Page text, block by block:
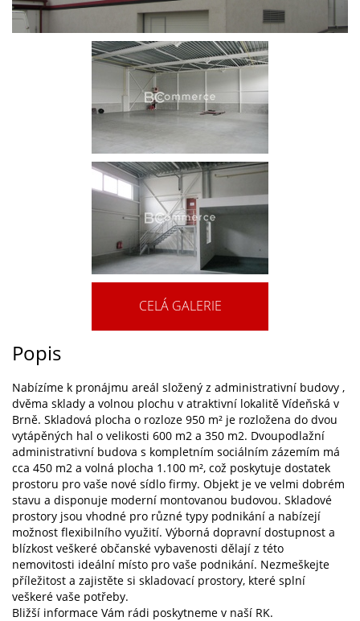
CELÁ GALERIE
Popis
Nabízíme k pronájmu areál složený z administrativní budovy ,
dvěma sklady a volnou plochu v atraktivní lokalitě Vídeňská v
Brně. Skladová plocha o rozloze 950 m² je rozložena do dvou
vytápěných hal o velikosti 600 m2 a 350 m2. Dvoupodlažní
administrativní budova s kompletním sociálním zázemím má
cca 450 m2 a volná plocha 1.100 m², což poskytuje dostatek
prostoru pro vaše nové sídlo firmy. Objekt je ve velmi dobrém
stavu a disponuje moderní montovanou budovou. Skladové
prostory jsou vhodné pro různé typy podnikání a nabízejí
možnost flexibilního využití. Výborná dopravní dostupnost a
blízkost veškeré občanské vybavenosti dělají z této
nemovitosti ideální místo pro vaše podnikání. Nezmeškejte
příležitost a zajistěte si skladovací prostory, které splní
veškeré vaše potřeby.
Bližší informace Vám rádi poskytneme v naší RK.